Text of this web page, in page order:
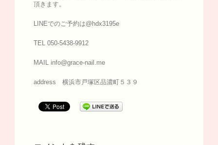
頂きます。
LINEでのご予約は@hdx3195e
TEL 050-5438-9912
MAIL info@grace-nail.me
address 横浜市戸塚区品濃町５３９